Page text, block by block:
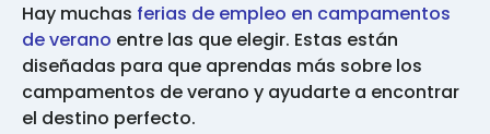
Hay muchas ferias de empleo en campamentos
de verano entre las que elegir. Estas están
diseñadas para que aprendas más sobre los
campamentos de verano y ayudarte a encontrar
el destino perfecto.